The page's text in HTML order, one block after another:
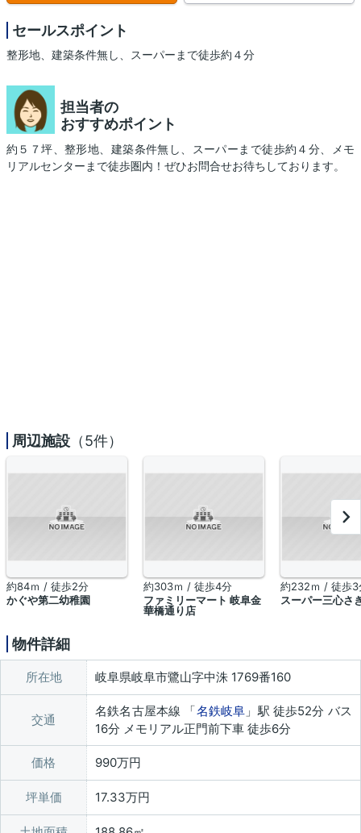
セールスポイント
整形地、建築条件無し、スーパーまで徒歩約４分
担当者の
おすすめポイント
約５７坪、整形地、建築条件無し、スーパーまで徒歩約４分、メモ
リアルセンターまで徒歩圏内！ぜひお問合せお待ちしております。
周辺施設 （5件）
約84ｍ / 徒歩2分
かぐや第二幼稚園
約303ｍ / 徒歩4分
ファミリーマート 岐阜金
華橋通り店
約232ｍ / 徒歩3
スーパー三心さ
物件詳細
所在地 岐阜県岐阜市鷺山字中洙 1769番160
交通
名鉄名古屋本線 「名鉄岐阜 」駅 徒歩52分 バス
16分 メモリアル正門前下車 徒歩6分
価格 990万円
坪単価 17.33万円